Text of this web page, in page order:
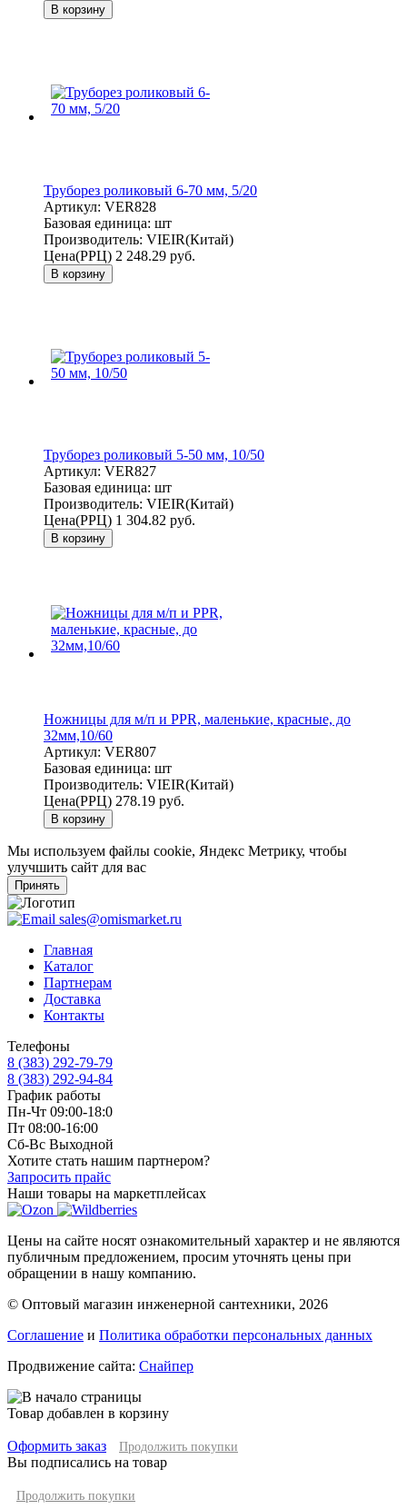
В корзину
Труборез роликовый 6-70 мм, 5/20
Артикул: VER828
Базовая единица: шт
Производитель: VIEIR(Китай)
Цена(РРЦ) 2 248.29 руб.
В корзину
Труборез роликовый 5-50 мм, 10/50
Артикул: VER827
Базовая единица: шт
Производитель: VIEIR(Китай)
Цена(РРЦ) 1 304.82 руб.
В корзину
Ножницы для м/п и PPR, маленькие, красные, до
32мм,10/60
Артикул: VER807
Базовая единица: шт
Производитель: VIEIR(Китай)
Цена(РРЦ) 278.19 руб.
В корзину
Мы используем файлы cookie, Яндекс Метрику, чтобы
улучшить сайт для вас
Принять
sales@omismarket.ru
Главная
Каталог
Партнерам
Доставка
Контакты
Телефоны
8 (383) 292-79-79
8 (383) 292-94-84
График работы
Пн-Чт 09:00-18:0
Пт 08:00-16:00
Сб-Вс Выходной
Хотите стать нашим партнером?
Запросить прайс
Наши товары на маркетплейсах
Цены на сайте носят ознакомительный характер и не являются
публичным предложением, просим уточнять цены при
обращении в нашу компанию.
© Оптовый магазин инженерной сантехники, 2026
Соглашение и Политика обработки персональных данных
Продвижение сайта: Снайпер
Товар добавлен в корзину
Оформить заказ Продолжить покупки
Вы подписались на товар
Продолжить покупки